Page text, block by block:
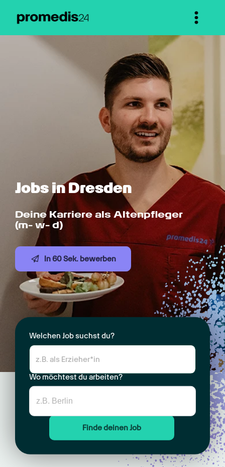
Jobs in Dresden
Deine Karriere als Altenpfleger
(m- w- d)
In 60 Sek. bewerben
Welchen Job suchst du?
Wo möchtest du arbeiten?
Finde deinen Job